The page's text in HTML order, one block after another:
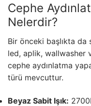
Cephe
Nelerdir?
Bir önceki başlıkta da
led, aplik, wallwasher
cephe aydınlatma
türü mevcuttur.
Beyaz Sabit Işık: